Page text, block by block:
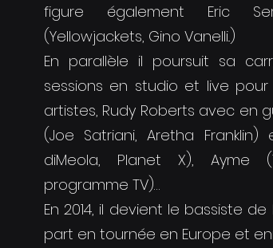
figure également Eric
(Yellowjackets, Gino Vanelli..)
En parallèle il poursuit sa
sessions en studio et live
artistes, Rudy Roberts avec en
(Joe Satriani, Aretha
diMeola, Planet X), Ayme
programme TV)…
En 2014, il devient le bassiste de
part en tournée en Europe et